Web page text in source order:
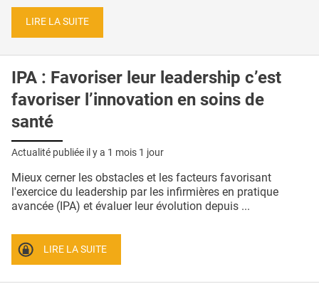
LIRE LA SUITE
IPA : Favoriser leur leadership c’est
favoriser l’innovation en soins de
santé
Actualité publiée il y a 1 mois 1 jour
Mieux cerner les obstacles et les facteurs favorisant
l'exercice du leadership par les infirmières en pratique
avancée (IPA) et évaluer leur évolution depuis ...
LIRE LA SUITE